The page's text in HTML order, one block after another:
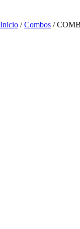
Inicio /Combos /